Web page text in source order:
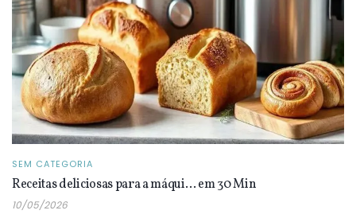
SEM CATEGORIA
Receitas deliciosas para a máqui… em 30 Min
10/05/2026